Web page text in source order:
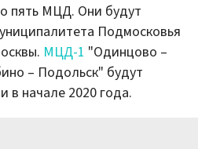
пять МЦД. Они будут
Подмосковья
МЦД-1 "Одинцово –
– Подольск" будут
в начале 2020 года.